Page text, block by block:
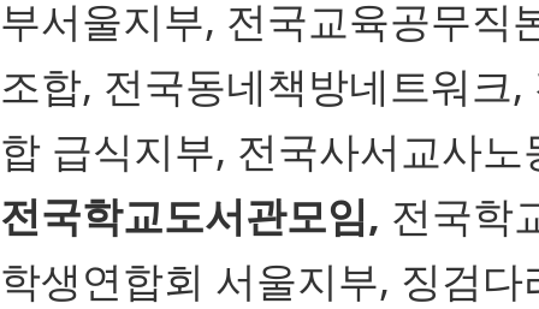
부서울지부, 전국교육공무직
조합, 전국동네책방네트워크
합 급식지부, 전국사서교사
전국학교도서관모임, 전국학
학생연합회 서울지부, 징검